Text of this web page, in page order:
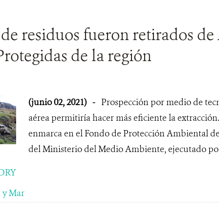
residuos fueron retirados de
de la región
(junio 02, 2021) - Prospección por medio de
aérea permitiría hacer más eficiente la
enmarca en el Fondo de Protección Ambiental
del Ministerio del Medio Ambiente, ejecutado
y Mar